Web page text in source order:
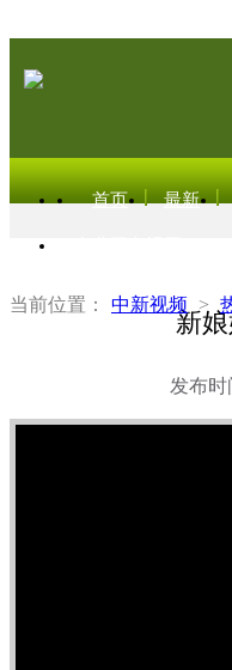
首页 最新
当前位置： 中新视频 >
新
发布时